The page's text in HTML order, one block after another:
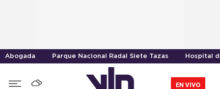
Abogada Parque Nacional Radal Siete Tazas Hospital
EN VIVO